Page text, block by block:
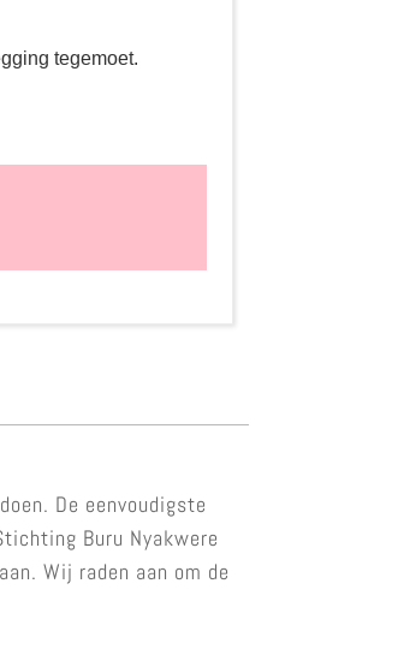
tegemoet.
De eenvoudigste
Buru Nyakwere
Wij raden aan om de